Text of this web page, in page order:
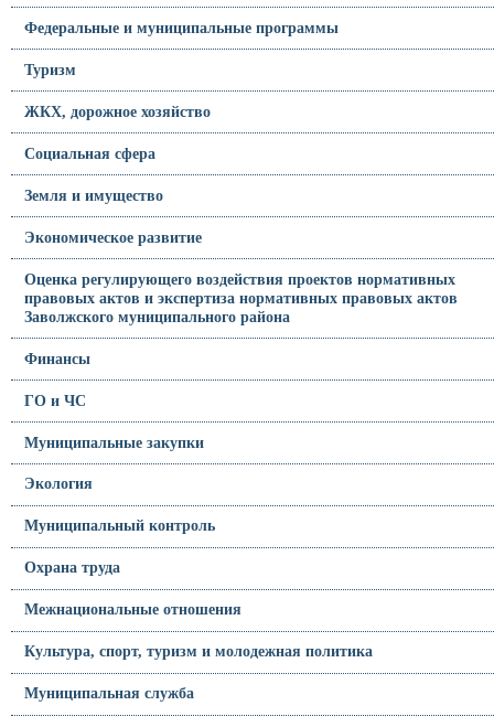
Федеральные и муниципальные программы
Туризм
ЖКХ, дорожное хозяйство
Социальная сфера
Земля и имущество
Экономическое развитие
Оценка регулирующего воздействия проектов нормативных
правовых актов и экспертиза нормативных правовых актов
Заволжского муниципального района
Финансы
ГО и ЧС
Муниципальные закупки
Экология
Муниципальный контроль
Охрана труда
Межнациональные отношения
Культура, спорт, туризм и молодежная политика
Муниципальная служба